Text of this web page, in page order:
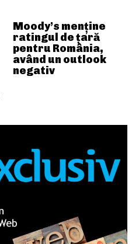
Moody’s menține
ratingul de țară
pentru România,
având un outlook
negativ